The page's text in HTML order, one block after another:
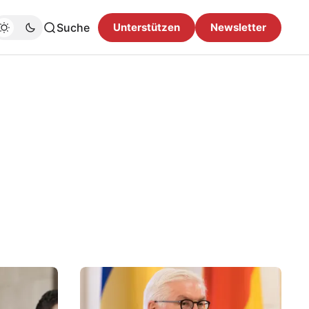
Suche Unterstützen Newsletter